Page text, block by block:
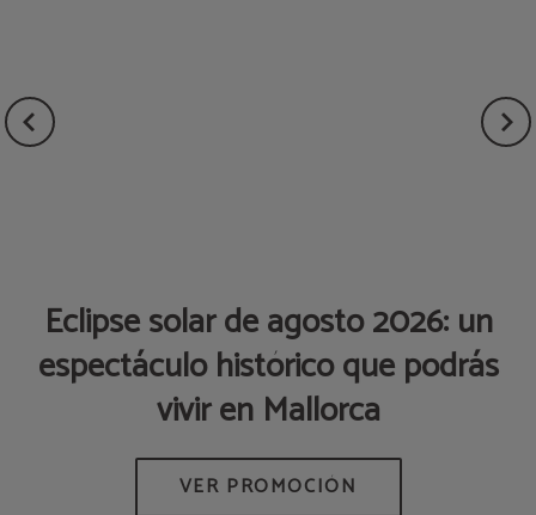
Eclipse solar de agosto 2026: un
espectáculo histórico que podrás
vivir en Mallorca